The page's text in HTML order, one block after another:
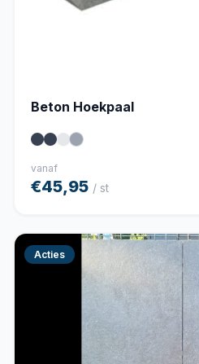
Beton Hoekpaal
vanaf
€45,95 / st
Acties